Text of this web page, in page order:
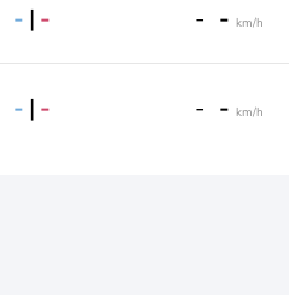
- | - - - km/h
- | - - - km/h